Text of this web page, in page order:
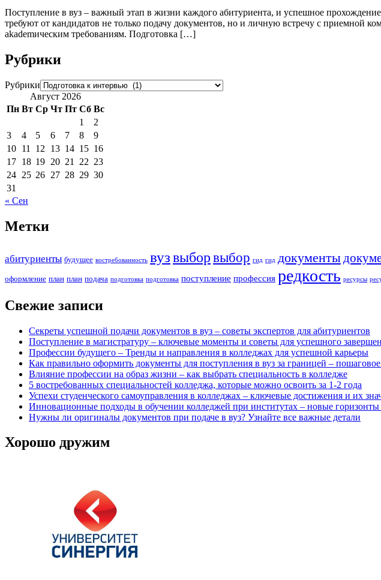
Поступление в вуз – важный этап в жизни каждого абитуриента, и успешное
требуют от кандидатов не только подачу документов, но и личную встречу с приемной
akademическим требованиям. Подготовка […]
Рубрики
Рубрики
Август 2026
Пн Вт Ср Чт Пт Сб Вс
1
2
3
4 5 6 7 8
9
10 11 12 13 14 15 16
17 18 19 20 21 22 23
24 25 26 27 28 29 30
31
« Сен
Метки
абитуриенты будущее востребованность вузвыбор выбор гид гид документы
оформление план план подача подготовка подготовка поступление профессия редкость ресурсы
Свежие записи
Секреты успешной подачи документов в вуз – советы экспертов для абитуриентов
Поступление в магистратуру – ключевые моменты и советы для успешного
Профессии будущего – Тренды и направления в колледжах для успешной карьеры
Как правильно оформить документы для поступления в вуз за границей –
Влияние профессии на образ жизни – как выбрать специальность в колледже
5 востребованных специальностей колледжа, которые можно освоить за 1-2 года
Успехи студенческого самоуправления в колледжах – ключевые достижения и их
Инновационные подходы в обучении колледжей при институтах – новые горизонты
Нужны ли оригиналы документов при подаче в вуз? Узнайте все важные детали
Хорошо дружим